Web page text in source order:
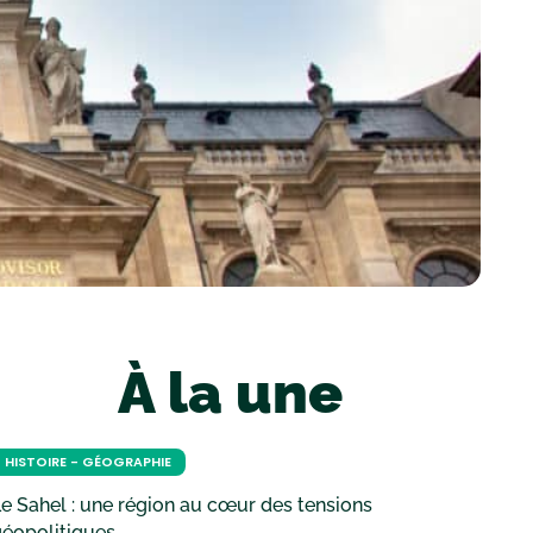
À la une
HISTOIRE - GÉOGRAPHIE
Sahel : une région au cœur des tensions